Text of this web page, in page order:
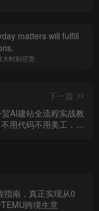
matters will fulfill
大时刻尽责
下一篇
AI建站全流程实战教
用代码不用美工，从
南，真正实现从0
跨境生意